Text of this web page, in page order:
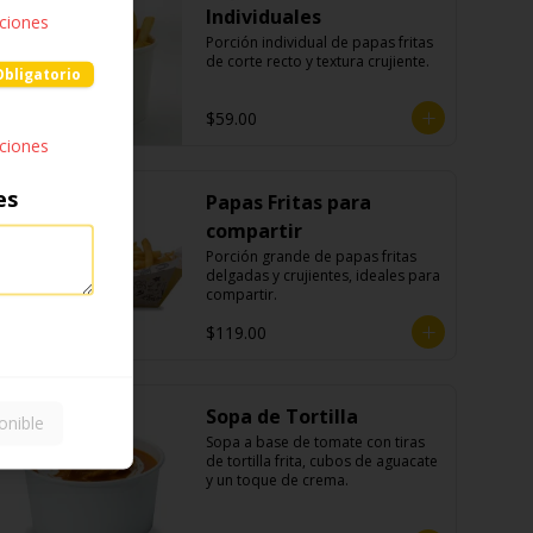
Individuales
Porción individual de papas fritas
de corte recto y textura crujiente.
$59.00
Papas Fritas para
compartir
Porción grande de papas fritas
delgadas y crujientes, ideales para
compartir.
$119.00
Sopa de Tortilla
Sopa a base de tomate con tiras
de tortilla frita, cubos de aguacate
y un toque de crema.